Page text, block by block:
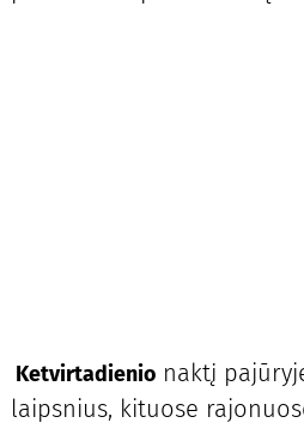
Ketvirtadienionaktį
laipsnius, kituose